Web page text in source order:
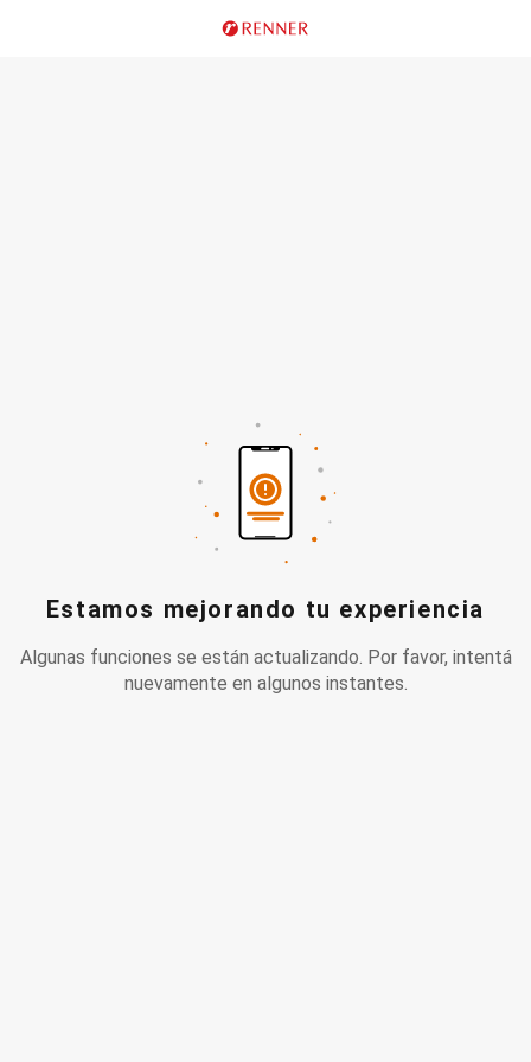
Estamos mejorando tu experiencia
Algunas funciones se están actualizando. Por favor, intentá
nuevamente en algunos instantes.